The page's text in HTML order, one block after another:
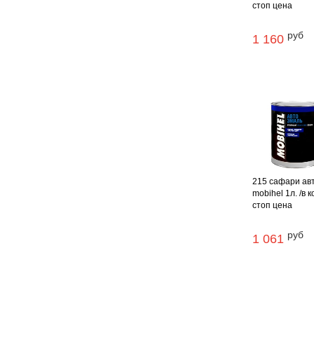
стоп цена
1 160 руб
215 сафари
mobihel 1л. /в
стоп цена
1 061 руб